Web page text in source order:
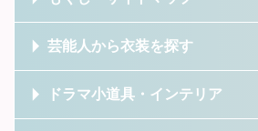
芸能人から衣装を探す
ドラマ小道具・インテリア